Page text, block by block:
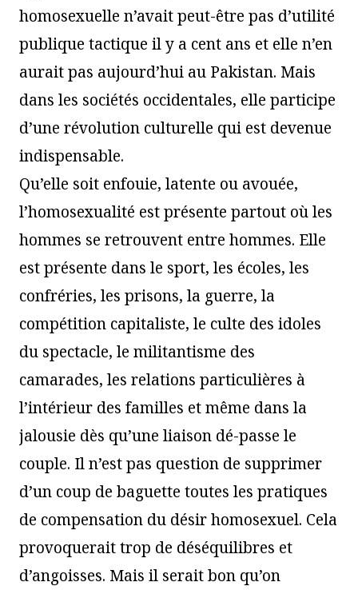
homosexuelle n’avait peut-être pas d’utilité
publique tactique il y a cent ans et elle n’en
aurait pas aujourd’hui au Pakistan. Mais
dans les sociétés occidentales, elle participe
d’une révolution culturelle qui est devenue
indispensable.
Qu’elle soit enfouie, latente ou avouée,
l’homosexualité est présente partout où les
hommes se retrouvent entre hommes. Elle
est présente dans le sport, les écoles, les
confréries, les prisons, la guerre, la
compétition capitaliste, le culte des idoles
du spectacle, le militantisme des
camarades, les relations particulières à
l’intérieur des familles et même dans la
jalousie dès qu’une liaison dé-passe le
couple. Il n’est pas question de supprimer
d’un coup de baguette toutes les pratiques
de compensation du désir homosexuel. Cela
provoquerait trop de déséquilibres et
d’angoisses. Mais il serait bon qu’on